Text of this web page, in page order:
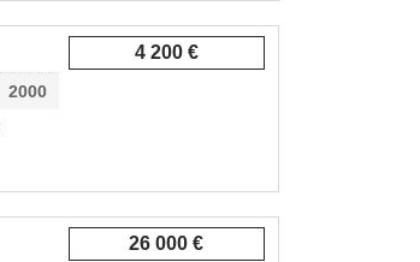
2000
4 200 €
26 000 €